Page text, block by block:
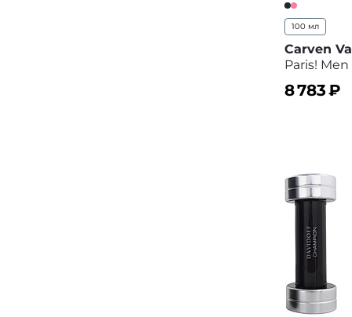
100 мл
Carven
Paris! Men
8 783₽